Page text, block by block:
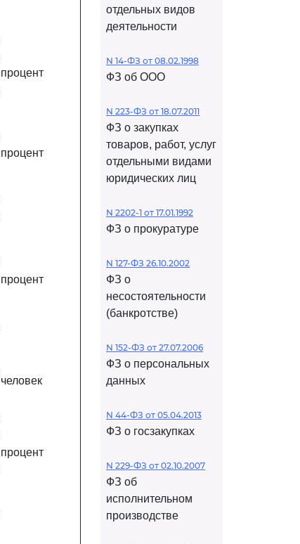
процент
процент
процент
человек
процент
отдельных видов
деятельности
N 14-ФЗ от 08.02.1998
ФЗ об ООО
N 223-ФЗ от 18.07.2011
ФЗ о закупках
товаров, работ, услуг
отдельными видами
юридических лиц
N 2202-1 от 17.01.1992
ФЗ о прокуратуре
N 127-ФЗ 26.10.2002
ФЗ о
несостоятельности
(банкротстве)
N 152-ФЗ от 27.07.2006
ФЗ о персональных
данных
N 44-ФЗ от 05.04.2013
ФЗ о госзакупках
N 229-ФЗ от 02.10.2007
ФЗ об
исполнительном
производстве